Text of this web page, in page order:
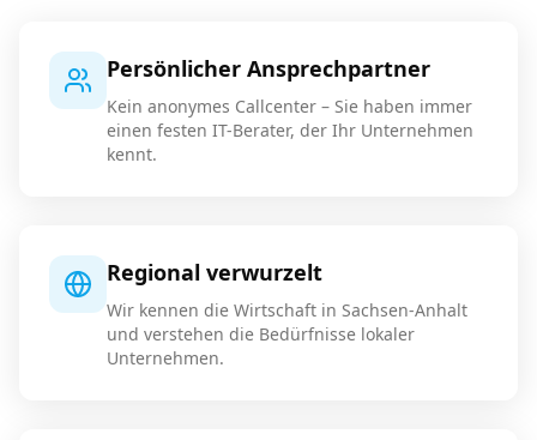
Persönlicher Ansprechpartner
Kein anonymes Callcenter – Sie haben immer
einen festen IT-Berater, der Ihr Unternehmen
kennt.
Regional verwurzelt
Wir kennen die Wirtschaft in Sachsen-Anhalt
und verstehen die Bedürfnisse lokaler
Unternehmen.